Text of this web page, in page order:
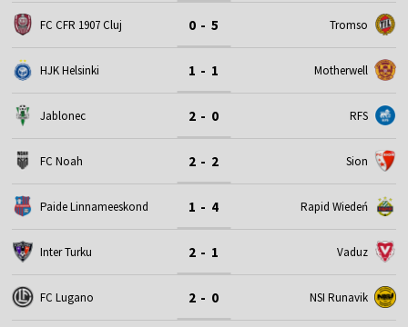
FC CFR 1907 Cluj 0 - 5 Tromso
HJK Helsinki 1 - 1 Motherwell
Jablonec 2 - 0 RFS
FC Noah 2 - 2 Sion
Paide Linnameeskond 1 - 4 Rapid Wiedeń
Inter Turku 2 - 1 Vaduz
FC Lugano 2 - 0 NSI Runavik